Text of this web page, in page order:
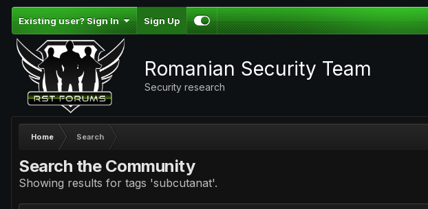
Existing user? Sign In Sign Up
Romanian Security Team
Security research
Home Search
Search the Community
Showing results for tags 'subcutanat'.